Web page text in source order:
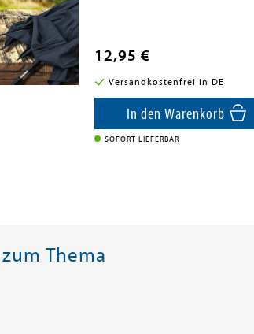
12,95 €
Versandkostenfrei in DE
In den Warenkorb
SOFORT LIEFERBAR
Thema